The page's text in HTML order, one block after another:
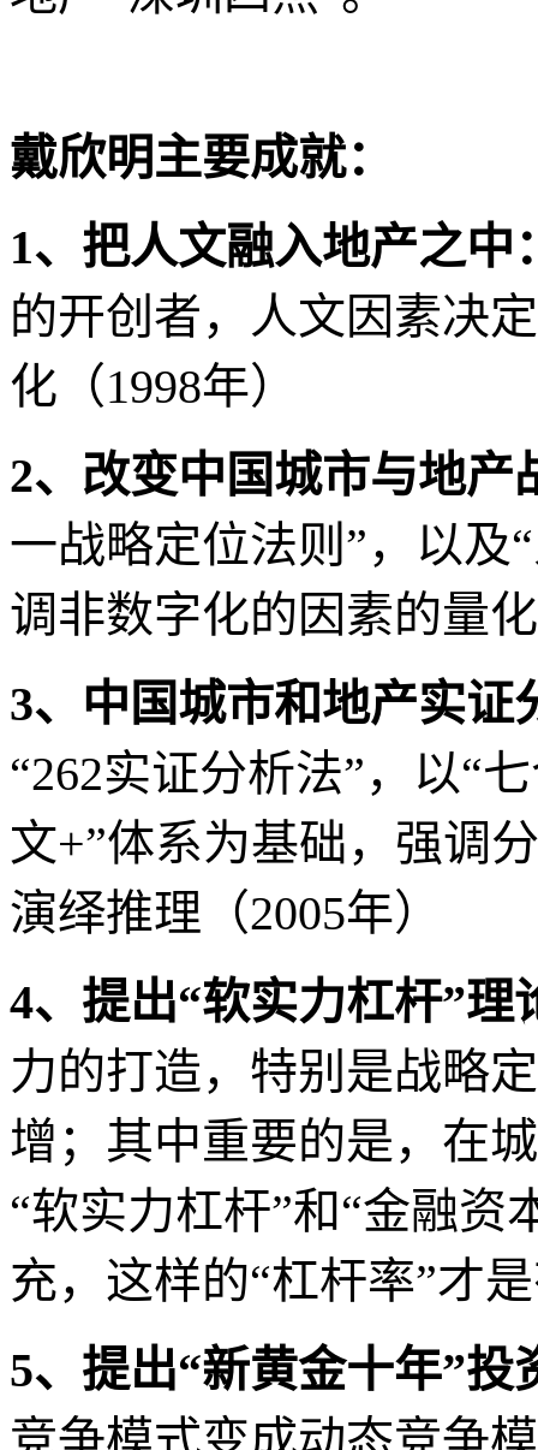
见的观察能力，即广泛
电视台采访超过2000次
戴欣明还是中国房地
地产“深圳四杰”。
戴欣明主要成就：
、把人文融入地产之中
的开创者，人文因素决
化（1998年）
2、改变中国城市与地产
一战略定位法则”，以及
调非数字化的因素的量
3、中国城市和地产实证
“262实证分析法”，以“
文
”体系为基础，强调
演绎推理（ 2005
年）
4、提出“软实力杠杆”理